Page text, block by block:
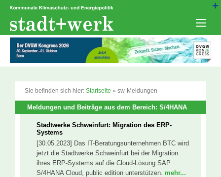
Zum
springen
Sie befinden sich hier: Startseite » sw-Meldungen
Meldungen und Beiträge aus dem Bereich: S/4HANA
Stadtwerke Schweinfurt: Migration des ERP-
Systems
[30.05.2023] Das IT-Beratungsunternehmen BTC wird
jetzt die Stadtwerke Schweinfurt bei der Migration
ihres ERP-Systems auf die Cloud-Lösung SAP
S/4HANA Cloud, public edition unterstützen. mehr...